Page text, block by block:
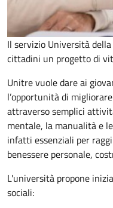
Il servizio Università
cittadini un progetto di
Unitre vuole dare ai
l’opportunità di
attraverso semplici
mentale, la manualità e
infatti essenziali per
benessere personale,
L'università propone
sociali: